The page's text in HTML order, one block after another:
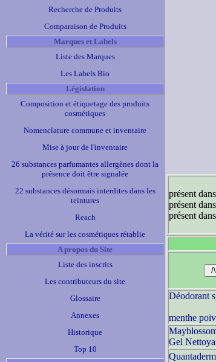
Recherche de Produits
Comparaison de Produits
Marques et Labels
Liste des Marques
Les Labels Bio
Législation
Composition et étiquetage des produits
cosmétiques
Nomenclature commune et inventaire
Mise à jour de l'inventaire
26 substances parfumantes allergènes dont la
présence doit être signalée
22 substances désormais interdites dans les
teintures
Reach
La vérité sur les cosmétiques rétablie
A propos du Site
Liste des inscrits
Les contributeurs du site
Glossaire
Annexes
Historique
Top 10
présent dans
présent dans
présent dans
Déodorant
menthe
Gel
Quantaderm